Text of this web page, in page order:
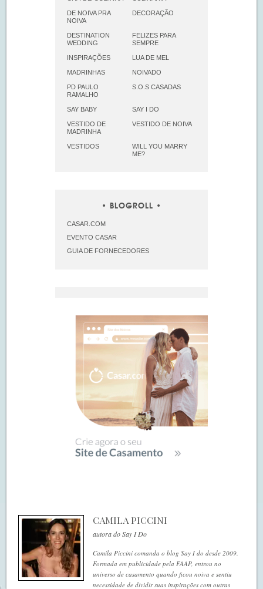
DE NOIVA PRA
NOIVA
DECORAÇÃO
DESTINATION
WEDDING
FELIZES PARA
SEMPRE
INSPIRAÇÕES LUA DE MEL
MADRINHAS NOIVADO
PD PAULO
RAMALHO
S.O.S CASADAS
SAY BABY SAY I DO
VESTIDO DE
MADRINHA
VESTIDO DE NOIVA
VESTIDOS
WILL YOU MARRY
ME?
BLOGROLL
CASAR.COM
EVENTO CASAR
GUIA DE FORNECEDORES
CAMILA PICCINI
autora do Say I Do
Camila Piccini comanda o blog Say I do desde 2009.
Formada em publicidade pela FAAP, entrou no
universo de casamento quando ficou noiva e sentiu
necessidade de dividir suas inspirações com outras